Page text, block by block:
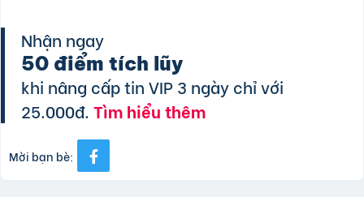
Nhận ngay
50 điểm tích lũy
khi nâng cấp tin VIP 3 ngày chỉ với
25.000đ.Tìm hiểu thêm
Mời bạn bè: